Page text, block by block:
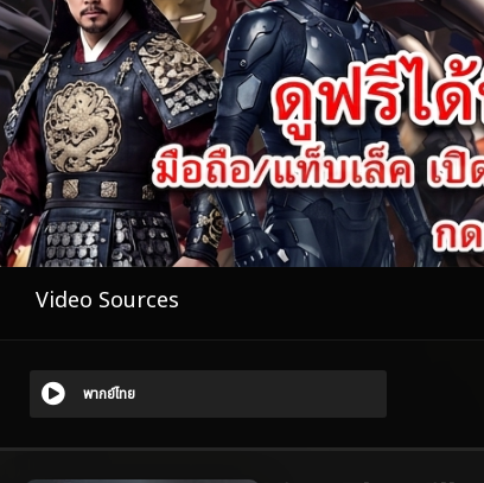
Video Sources
พากย์ไทย